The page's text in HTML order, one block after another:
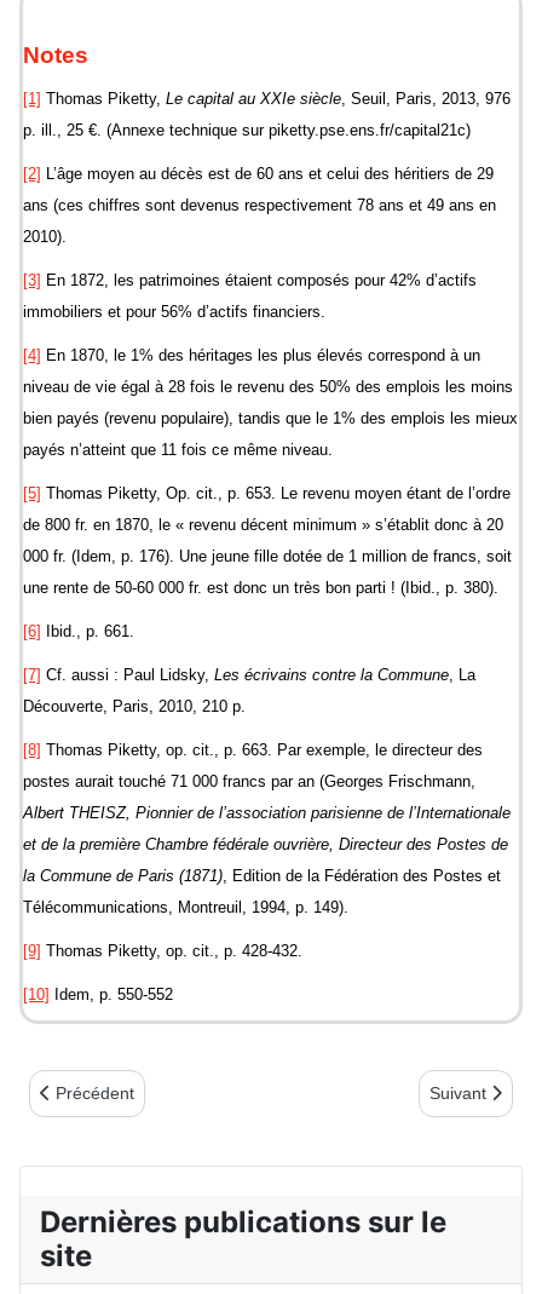
Notes
[1] Thomas Piketty, Le capital au XXIe siècle, Seuil, Paris, 2013, 976
p. ill., 25 €. (Annexe technique sur piketty.pse.ens.fr/capital21c)
[2] L’âge moyen au décès est de 60 ans et celui des héritiers de 29
ans (ces chiffres sont devenus respectivement 78 ans et 49 ans en
2010).
[3] En 1872, les patrimoines étaient composés pour 42% d’actifs
immobiliers et pour 56% d’actifs financiers.
[4] En 1870, le 1% des héritages les plus élevés correspond à un
niveau de vie égal à 28 fois le revenu des 50% des emplois les moins
bien payés (revenu populaire), tandis que le 1% des emplois les mieux
payés n’atteint que 11 fois ce même niveau.
[5] Thomas Piketty, Op. cit., p. 653. Le revenu moyen étant de l’ordre
de 800 fr. en 1870, le « revenu décent minimum » s’établit donc à 20
000 fr. (Idem, p. 176). Une jeune fille dotée de 1 million de francs, soit
une rente de 50-60 000 fr. est donc un très bon parti ! (Ibid., p. 380).
[6] Ibid., p. 661.
[7] Cf. aussi : Paul Lidsky, Les écrivains contre la Commune, La
Découverte, Paris, 2010, 210 p.
[8] Thomas Piketty, op. cit., p. 663. Par exemple, le directeur des
postes aurait touché 71 000 francs par an (Georges Frischmann,
Albert THEISZ, Pionnier de l’association parisienne de l’Internationale
et de la première Chambre fédérale ouvrière, Directeur des Postes de
la Commune de Paris (1871), Edition de la Fédération des Postes et
Télécommunications, Montreuil, 1994, p. 149).
[9] Thomas Piketty, op. cit., p. 428-432.
[10] Idem, p. 550-552
Article précédent : La Commune, la guerre, la paix
Précédent Article suivant
Suivant
Dernières publications sur le
site